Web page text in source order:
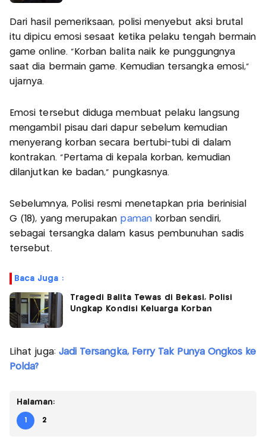
Dari hasil pemeriksaan, polisi menyebut aksi brutal
itu dipicu emosi sesaat ketika pelaku tengah bermain
game online. “Korban balita naik ke punggungnya
saat dia bermain game. Kemudian tersangka emosi,”
ujarnya.
Emosi tersebut diduga membuat pelaku langsung
mengambil pisau dari dapur sebelum kemudian
menyerang korban secara bertubi-tubi di dalam
kontrakan. “Pertama di kepala korban, kemudian
dilanjutkan ke badan,” pungkasnya.
Sebelumnya, Polisi resmi menetapkan pria berinisial
G (18), yang merupakan paman korban sendiri,
sebagai tersangka dalam kasus pembunuhan sadis
tersebut.
Baca Juga :
Tragedi Balita Tewas di Bekasi, Polisi
Ungkap Kondisi Keluarga Korban
Lihat juga: Jadi Tersangka, Ferry Tak Punya Ongkos ke
Polda?
Halaman:
1 2